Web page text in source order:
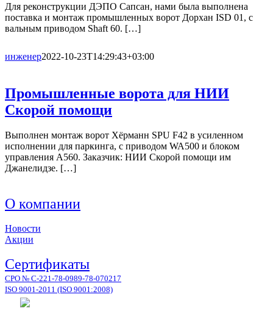
Для реконструкции ДЭПО Сапсан, нами была выполнена
поставка и монтаж промышленных ворот Дорхан ISD 01, с
вальным приводом Shaft 60. […]
инженер2022-10-23T14:29:43+03:00
Промышленные ворота для НИИ
Скорой помощи
Выполнен монтаж ворот Хёрманн SPU F42 в усиленном
исполнении для паркинга, с приводом WA500 и блоком
управления A560. Заказчик: НИИ Скорой помощи им
Джанелидзе. […]
О компании
Новости
Акции
Сертификаты
СРО № С-221-78-0989-78-070217
ISO 9001-2011 (ISO 9001:2008)